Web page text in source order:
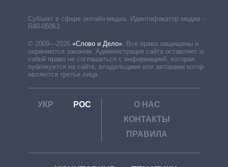
Субъект в сфере онлайн-медиа. Идентификатор медиа –
R40-05063
© 2009—2026 «Слово и Дело»
Все права защищены и
охраняются законом. Администрация сайта оставляет за
собой право не соглашаться с информацией, которая
публикуется на сайте, владельцами или авторами которой
являются третьи лица.
УКР РОС
О НАС
КОНТАКТЫ
ПРАВИЛА